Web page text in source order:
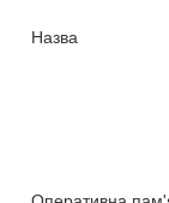
Назва